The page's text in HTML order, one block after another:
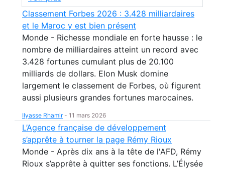
Classement Forbes 2026 : 3.428 milliardaires
et le Maroc y est bien présent
Monde - Richesse mondiale en forte hausse : le
nombre de milliardaires atteint un record avec
3.428 fortunes cumulant plus de 20.100
milliards de dollars. Elon Musk domine
largement le classement de Forbes, où figurent
aussi plusieurs grandes fortunes marocaines.
Ilyasse Rhamir- 11 mars 2026
L’Agence française de développement
s’apprête à tourner la page Rémy Rioux
Monde - Après dix ans à la tête de l'AFD, Rémy
Rioux s’apprête à quitter ses fonctions. L’Élysée